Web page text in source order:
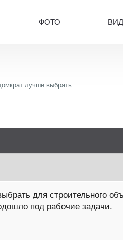
ФОТО
лучше выбрать
для строительного
под рабочие задачи.